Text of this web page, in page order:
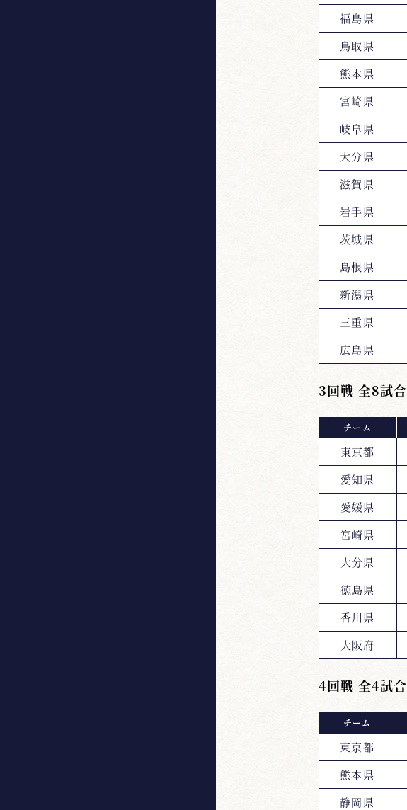
福島県
鳥取県
熊本県
宮崎県
岐阜県
大分県
滋賀県
岩手県
茨城県
島根県
新潟県
三重県
広島県
3回戦 全8試合
チーム
東京都
愛知県
愛媛県
宮崎県
大分県
徳島県
香川県
大阪府
4回戦 全4試合
チーム
東京都
熊本県
静岡県